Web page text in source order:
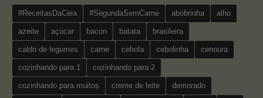
#ReceitasDaCeia #SegundaSemCarne abobrinha alho
azeite açúcar bacon batata brasileira
caldo de legumes carne cebola cebolinha cenoura
cozinhando para 1 cozinhando para 2
cozinhando para muitos creme de leite demorado